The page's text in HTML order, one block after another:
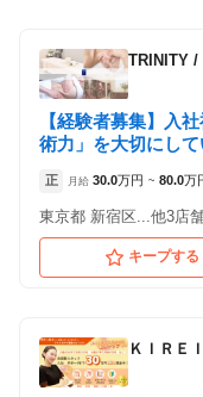
TRINITY /
【経験者募集】入
術力」を大切にして
正 月給 30.0万円 ~ 80.0万
東京都 新宿区...他3店
キープする
ＫＩＲＥ